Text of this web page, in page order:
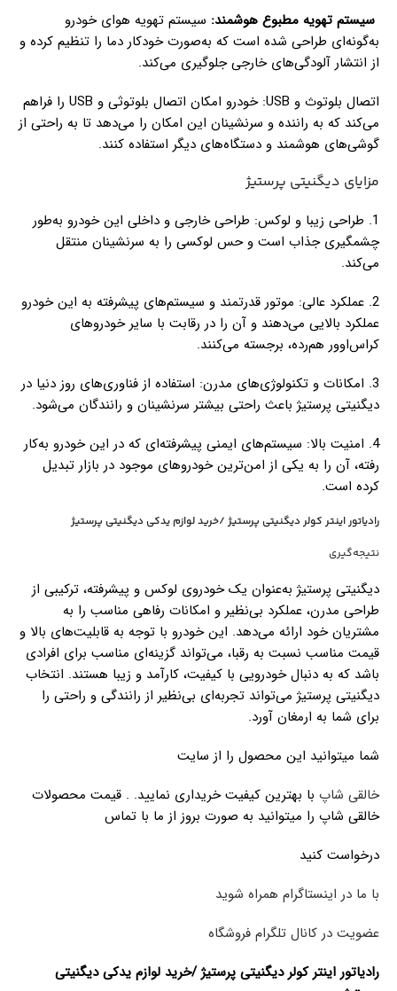
سیستم تهویه مطبوع هوشمند: سیستم تهویه هوای خودرو
به‌گونه‌ای طراحی شده است که به‌صورت خودکار دما را تنظیم کرده و
از انتشار آلودگی‌های خارجی جلوگیری می‌کند.
اتصال بلوتوث و USB: خودرو امکان اتصال بلوتوثی و USB را فراهم
می‌کند که به راننده و سرنشینان این امکان را می‌دهد تا به راحتی از
گوشی‌های هوشمند و دستگاه‌های دیگر استفاده کنند.
مزایای دیگنیتی پرستیژ
1. طراحی زیبا و لوکس: طراحی خارجی و داخلی این خودرو به‌طور
چشمگیری جذاب است و حس لوکسی را به سرنشینان منتقل
می‌کند.
2. عملکرد عالی: موتور قدرتمند و سیستم‌های پیشرفته به این خودرو
عملکرد بالایی می‌دهند و آن را در رقابت با سایر خودروهای
کراس‌اوور هم‌رده، برجسته می‌کنند.
3. امکانات و تکنولوژی‌های مدرن: استفاده از فناوری‌های روز دنیا در
دیگنیتی پرستیژ باعث راحتی بیشتر سرنشینان و رانندگان می‌شود.
4. امنیت بالا: سیستم‌های ایمنی پیشرفته‌ای که در این خودرو به‌کار
رفته، آن را به یکی از امن‌ترین خودروهای موجود در بازار تبدیل
کرده است.
رادیاتور اینتر کولر دیگنیتی پرستیژ /خرید لوازم یدکی دیگنیتی پرستیژ
نتیجه‌گیری
دیگنیتی پرستیژ به‌عنوان یک خودروی لوکس و پیشرفته، ترکیبی از
طراحی مدرن، عملکرد بی‌نظیر و امکانات رفاهی مناسب را به
مشتریان خود ارائه می‌دهد. این خودرو با توجه به قابلیت‌های بالا و
قیمت مناسب نسبت به رقبا، می‌تواند گزینه‌ای مناسب برای افرادی
باشد که به دنبال خودرویی با کیفیت، کارآمد و زیبا هستند. انتخاب
دیگنیتی پرستیژ می‌تواند تجربه‌ای بی‌نظیر از رانندگی و راحتی را
برای شما به ارمغان آورد.
شما میتوانید این محصول را از سایت
خالقی شاپ با بهترین کیفیت خریداری نمایید. . قیمت محصولات
خالقی شاپ را میتوانید به صورت بروز از ما با تماس
درخواست کنید
با ما در اینستاگرام همراه شوید
عضویت در کانال تلگرام فروشگاه
رادیاتور اینتر کولر دیگنیتی پرستیژ /خرید لوازم یدکی دیگنیتی